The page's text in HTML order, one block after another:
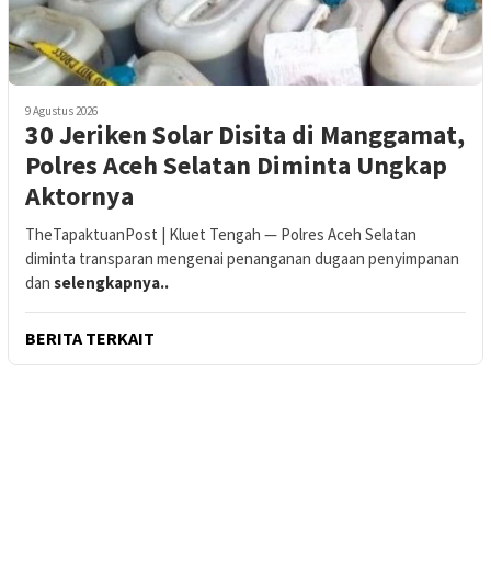
9 Agustus 2026
30 Jeriken Solar Disita di Manggamat,
Polres Aceh Selatan Diminta Ungkap
Aktornya
TheTapaktuanPost | Kluet Tengah — Polres Aceh Selatan
diminta transparan mengenai penanganan dugaan penyimpanan
dan selengkapnya..
BERITA TERKAIT